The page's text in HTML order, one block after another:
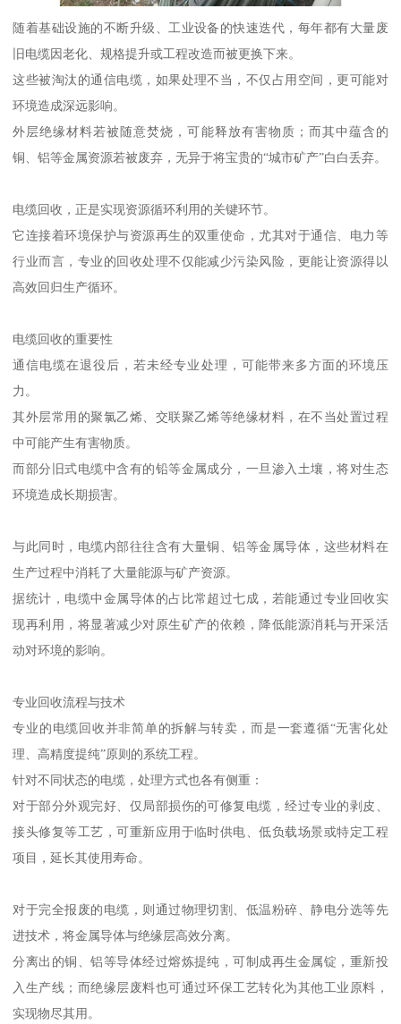
随着基础设施的不断升级、工业设备的快速迭代，每年都有大量废
旧电缆因老化、规格提升或工程改造而被更换下来。
这些被淘汰的通信电缆，如果处理不当，不仅占用空间，更可能对
环境造成深远影响。
外层绝缘材料若被随意焚烧，可能释放有害物质；而其中蕴含的
铜、铝等金属资源若被废弃，无异于将宝贵的“城市矿产”白白丢弃。
电缆回收，正是实现资源循环利用的关键环节。
它连接着环境保护与资源再生的双重使命，尤其对于通信、电力等
行业而言，专业的回收处理不仅能减少污染风险，更能让资源得以
高效回归生产循环。
电缆回收的重要性
通信电缆在退役后，若未经专业处理，可能带来多方面的环境压
力。
其外层常用的聚氯乙烯、交联聚乙烯等绝缘材料，在不当处置过程
中可能产生有害物质。
而部分旧式电缆中含有的铅等金属成分，一旦渗入土壤，将对生态
环境造成长期损害。
与此同时，电缆内部往往含有大量铜、铝等金属导体，这些材料在
生产过程中消耗了大量能源与矿产资源。
据统计，电缆中金属导体的占比常超过七成，若能通过专业回收实
现再利用，将显著减少对原生矿产的依赖，降低能源消耗与开采活
动对环境的影响。
专业回收流程与技术
专业的电缆回收并非简单的拆解与转卖，而是一套遵循“无害化处
理、高精度提纯”原则的系统工程。
针对不同状态的电缆，处理方式也各有侧重：
对于部分外观完好、仅局部损伤的可修复电缆，经过专业的剥皮、
接头修复等工艺，可重新应用于临时供电、低负载场景或特定工程
项目，延长其使用寿命。
对于完全报废的电缆，则通过物理切割、低温粉碎、静电分选等先
进技术，将金属导体与绝缘层高效分离。
分离出的铜、铝等导体经过熔炼提纯，可制成再生金属锭，重新投
入生产线；而绝缘层废料也可通过环保工艺转化为其他工业原料，
实现物尽其用。